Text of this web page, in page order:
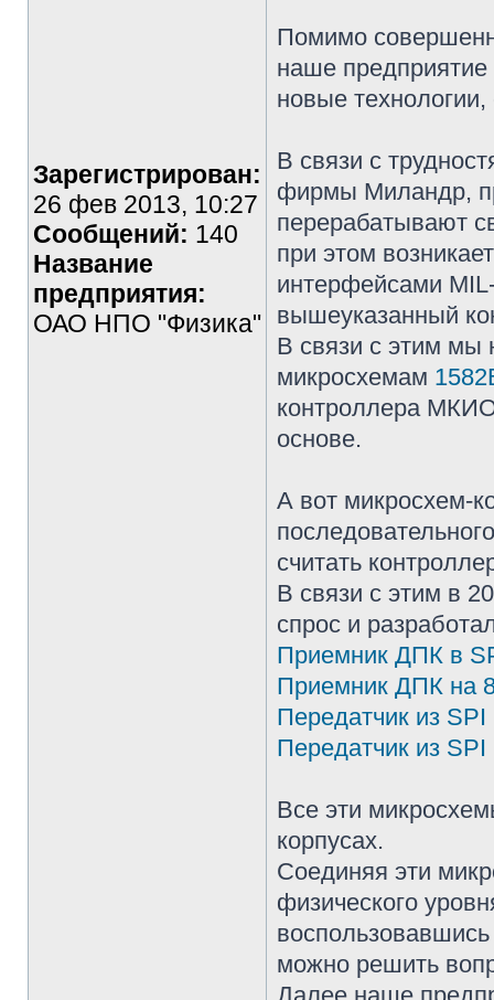
Зарегистрирован:
26 фев 2013, 10:27
Сообщений: 140
Название
предприятия:
ОАО НПО "Физика"
Помимо
наше
новые
В связи с
фирмы Миландр,
перерабатывают
при этом
интерфейсами
вышеуказанный
В связи с этим мы
микросхемам
контроллера
основе.
А вот микросхем-
считать
В связи с этим в
спрос и
Приемник ДПК в
Приемник ДПК на
Передатчик из
Передатчик из
Все эти
корпусах.
Соединяя эти
физического
можно решить